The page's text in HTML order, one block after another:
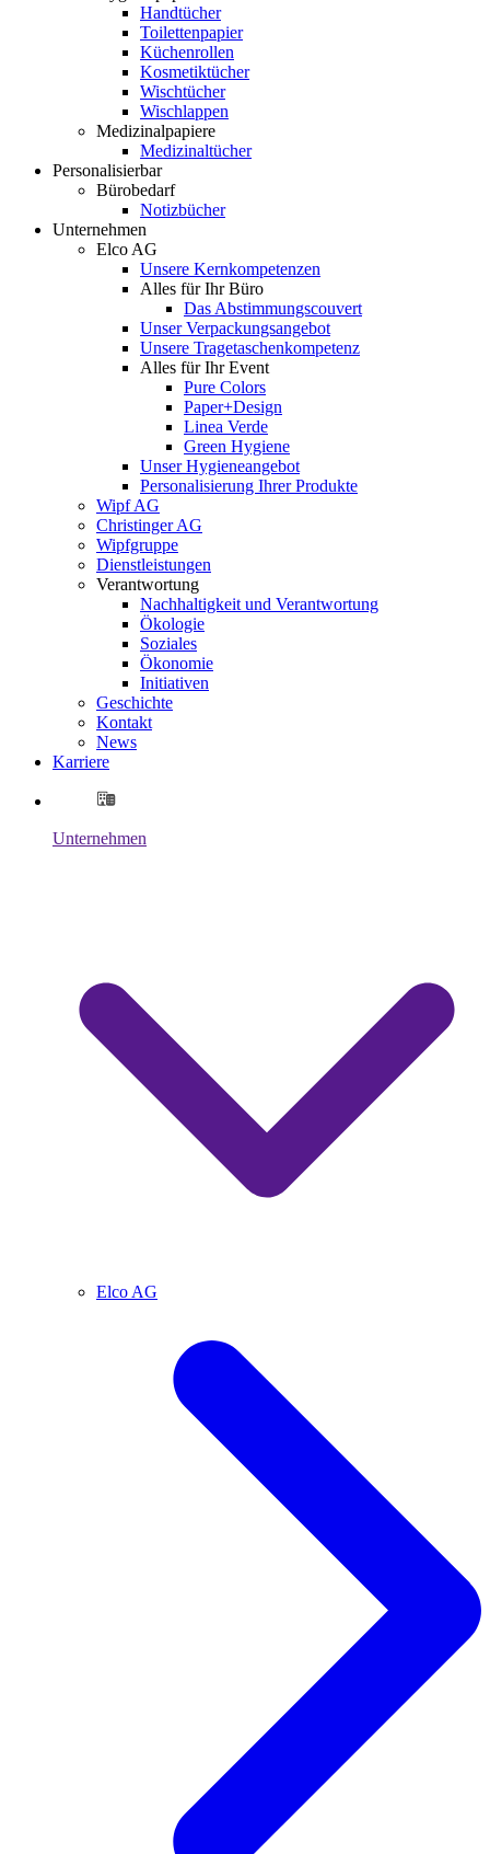
Handtücher
Toilettenpapier
Küchenrollen
Kosmetiktücher
Wischtücher
Wischlappen
Medizinalpapiere
Medizinaltücher
Personalisierbar
Bürobedarf
Notizbücher
Unternehmen
Elco AG
Unsere Kernkompetenzen
Alles für Ihr Büro
Das Abstimmungscouvert
Unser Verpackungsangebot
Unsere Tragetaschenkompetenz
Alles für Ihr Event
Pure Colors
Paper+Design
Linea Verde
Green Hygiene
Unser Hygieneangebot
Personalisierung Ihrer Produkte
Wipf AG
Christinger AG
Wipfgruppe
Dienstleistungen
Verantwortung
Nachhaltigkeit und Verantwortung
Ökologie
Soziales
Ökonomie
Initiativen
Geschichte
Kontakt
News
Karriere
Unternehmen
Elco AG